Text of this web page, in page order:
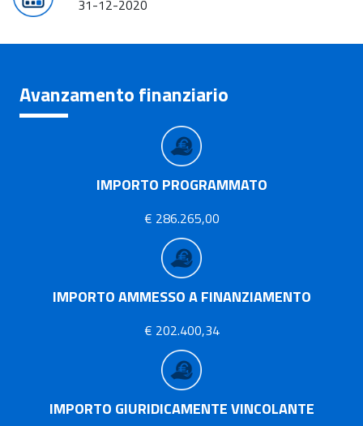
31-12-2020
Avanzamento finanziario
IMPORTO PROGRAMMATO
€ 286.265,00
IMPORTO AMMESSO A FINANZIAMENTO
€ 202.400,34
IMPORTO GIURIDICAMENTE VINCOLANTE